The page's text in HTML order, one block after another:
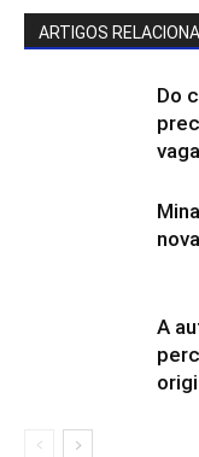
ARTIGOS
Do
vaga
A